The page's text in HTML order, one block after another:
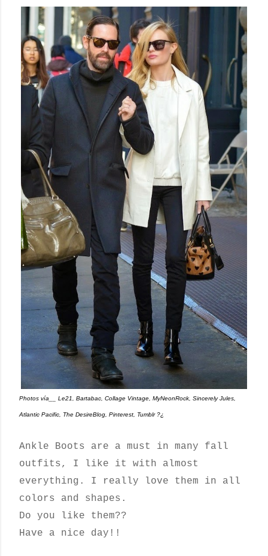
Photos vía__ Le21, Bartabac, Collage Vintage, MyNeonRock, Sincerely Jules,
Atlantic Pacific, The DesireBlog, Pinterest, Tumblr ?¿
Ankle Boots are a must in many fall
outfits, I like it with almost
everything. I really love them in all
colors and shapes.
Do you like them??
Have a nice day!!